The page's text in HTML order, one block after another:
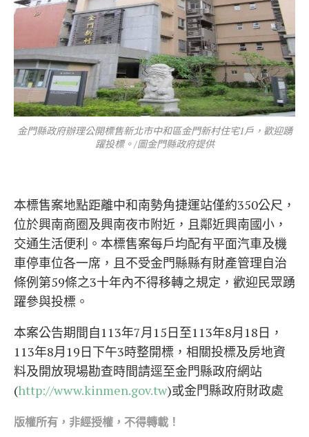
金門縣政府辦理公開標售新北市中和區金門新村住宅1戶，歡迎踴
躍投標。/圖金門縣政府提供
本標售案地點距離中和南勢角捷運站僅約350公尺，
位於興南商圈及興南夜市附近，且鄰近興南國小，
交通生活便利。本標售案每戶均配有平面汽車及機
車停車位各一席，且不受金門縣縣有財產管理自治
條例第59條之3十年內不得移轉之規定，歡迎民眾踴
躍參與投標。
本案公告期間自113年7月15日至113年8月18日，
113年8月19日下午3時整開標，相關投標及房地資
料及開放現場勘查時間請逕至金門縣政府網站
(http://www.kinmen.gov.tw)或金門縣政府財政處
版權所有，非經授權，不得轉載！